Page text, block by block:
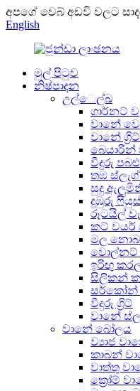
අපගේ වෙබ් අඩවි වලට
English
මුල් පිටුව
නිෂ්පාදන
උල්ෙල්ඛ
ගාර්නට්
වානේ
වානේ ග්‍රිට්
බෙයාරින්
වීදුරු පබළු
තඹ ස්ලැග්
සුදු
දුඹුරු
රූටයිල්
කට් වයර්
මල
වොල්නට්
ඉරිඟු
සිලිකන්
සර්කෝන්
වීදුරු ග්‍රිට්
වානේ
වානේ බෝලය
ව්‍යාජ
කාබන්
වාත්තු
ක්‍රෝම්